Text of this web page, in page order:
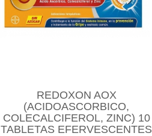
REDOXON AOX
(ACIDOASCORBICO,
COLECALCIFEROL, ZINC) 10
TABLETAS EFERVESCENTES